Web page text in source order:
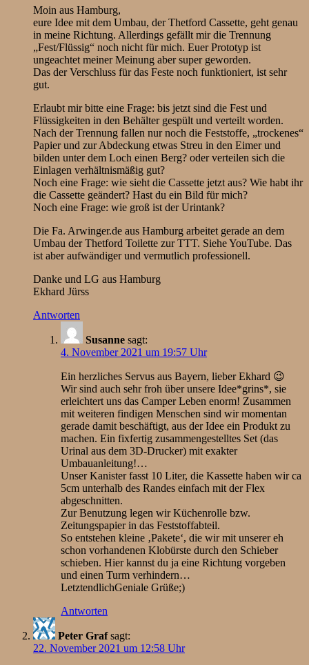
Moin aus Hamburg,
eure Idee mit dem Umbau, der Thetford Cassette, geht genau
in meine Richtung. Allerdings gefällt mir die Trennung
„Fest/Flüssig“ noch nicht für mich. Euer Prototyp ist
ungeachtet meiner Meinung aber super geworden.
Das der Verschluss für das Feste noch funktioniert, ist sehr
gut.
Erlaubt mir bitte eine Frage: bis jetzt sind die Fest und
Flüssigkeiten in den Behälter gespült und verteilt worden.
Nach der Trennung fallen nur noch die Feststoffe, „trockenes“
Papier und zur Abdeckung etwas Streu in den Eimer und
bilden unter dem Loch einen Berg? oder verteilen sich die
Einlagen verhältnismäßig gut?
Noch eine Frage: wie sieht die Cassette jetzt aus? Wie habt ihr
die Cassette geändert? Hast du ein Bild für mich?
Noch eine Frage: wie groß ist der Urintank?
Die Fa. Arwinger.de aus Hamburg arbeitet gerade an dem
Umbau der Thetford Toilette zur TTT. Siehe YouTube. Das
ist aber aufwändiger und vermutlich professionell.
Danke und LG aus Hamburg
Ekhard Jürss
Antworten
Susanne sagt:
4. November 2021 um 19:57 Uhr
Ein herzliches Servus aus Bayern, lieber Ekhard 😉
Wir sind auch sehr froh über unsere Idee*grins*, sie
erleichtert uns das Camper Leben enorm! Zusammen
mit weiteren findigen Menschen sind wir momentan
gerade damit beschäftigt, aus der Idee ein Produkt zu
machen. Ein fixfertig zusammengestelltes Set (das
Urinal aus dem 3D-Drucker) mit exakter
Umbauanleitung!…
Unser Kanister fasst 10 Liter, die Kassette haben wir ca
5cm unterhalb des Randes einfach mit der Flex
abgeschnitten.
Zur Benutzung legen wir Küchenrolle bzw.
Zeitungspapier in das Feststoffabteil.
So entstehen kleine ‚Pakete‘, die wir mit unserer eh
schon vorhandenen Klobürste durch den Schieber
schieben. Hier kannst du ja eine Richtung vorgeben
und einen Turm verhindern…
LetztendlichGeniale Grüße;)
Antworten
Peter Graf sagt:
22. November 2021 um 12:58 Uhr